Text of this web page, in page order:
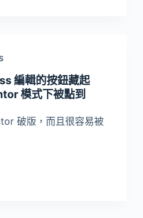
編輯的按鈕藏起
模式下被點到
破版，而且很容易被